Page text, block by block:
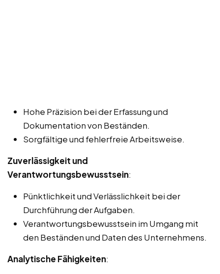
Hohe Präzision bei der Erfassung und
Dokumentation von Beständen.
Sorgfältige und fehlerfreie Arbeitsweise.
Zuverlässigkeit und
Verantwortungsbewusstsein:
Pünktlichkeit und Verlässlichkeit bei der
Durchführung der Aufgaben.
Verantwortungsbewusstsein im Umgang mit
den Beständen und Daten des Unternehmens.
Analytische Fähigkeiten: